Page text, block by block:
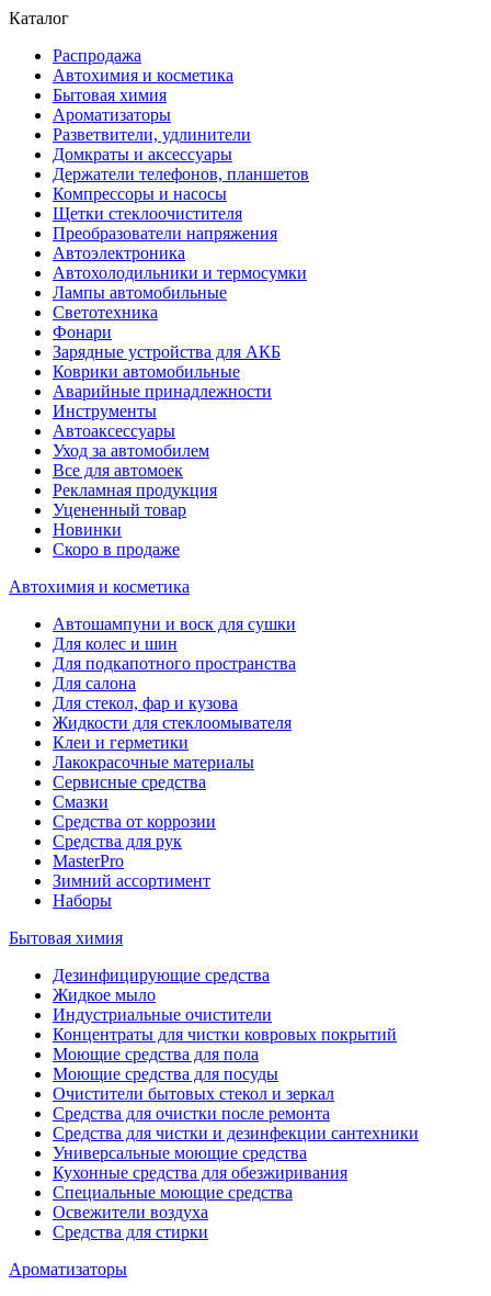
Каталог
Распродажа
Автохимия и косметика
Бытовая химия
Ароматизаторы
Разветвители, удлинители
Домкраты и аксессуары
Держатели телефонов, планшетов
Компрессоры и насосы
Щетки стеклоочистителя
Преобразователи напряжения
Автоэлектроника
Автохолодильники и термосумки
Лампы автомобильные
Светотехника
Фонари
Зарядные устройства для АКБ
Коврики автомобильные
Аварийные принадлежности
Инструменты
Автоаксессуары
Уход за автомобилем
Все для автомоек
Рекламная продукция
Уцененный товар
Новинки
Скоро в продаже
Автохимия и косметика
Автошампуни и воск для сушки
Для колес и шин
Для подкапотного пространства
Для салона
Для стекол, фар и кузова
Жидкости для стеклоомывателя
Клеи и герметики
Лакокрасочные материалы
Сервисные средства
Смазки
Средства от коррозии
Средства для рук
MasterPro
Зимний ассортимент
Наборы
Бытовая химия
Дезинфицирующие средства
Жидкое мыло
Индустриальные очистители
Концентраты для чистки ковровых покрытий
Моющие средства для пола
Моющие средства для посуды
Очистители бытовых стекол и зеркал
Средства для очистки после ремонта
Средства для чистки и дезинфекции сантехники
Универсальные моющие средства
Кухонные средства для обезжиривания
Специальные моющие средства
Освежители воздуха
Средства для стирки
Ароматизаторы